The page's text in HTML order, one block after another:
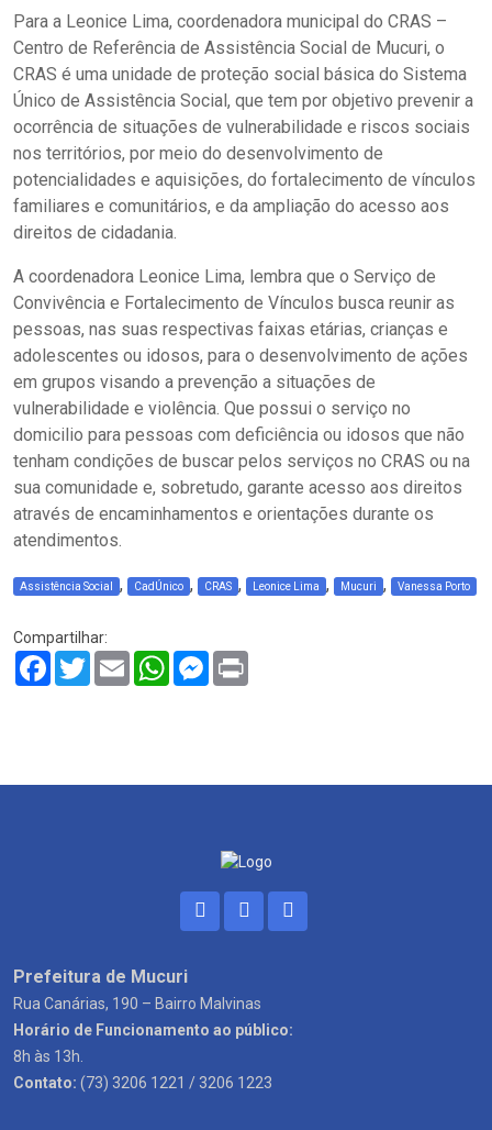
Para a Leonice Lima, coordenadora municipal do CRAS –
Centro de Referência de Assistência Social de Mucuri, o
CRAS é uma unidade de proteção social básica do Sistema
Único de Assistência Social, que tem por objetivo prevenir a
ocorrência de situações de vulnerabilidade e riscos sociais
nos territórios, por meio do desenvolvimento de
potencialidades e aquisições, do fortalecimento de vínculos
familiares e comunitários, e da ampliação do acesso aos
direitos de cidadania.
A coordenadora Leonice Lima, lembra que o Serviço de
Convivência e Fortalecimento de Vínculos busca reunir as
pessoas, nas suas respectivas faixas etárias, crianças e
adolescentes ou idosos, para o desenvolvimento de ações
em grupos visando a prevenção a situações de
vulnerabilidade e violência. Que possui o serviço no
domicilio para pessoas com deficiência ou idosos que não
tenham condições de buscar pelos serviços no CRAS ou na
sua comunidade e, sobretudo, garante acesso aos direitos
através de encaminhamentos e orientações durante os
atendimentos.
Assistência Social , CadÚnico , CRAS , Leonice Lima , Mucuri , Vanessa Porto
Compartilhar:
Facebook
TwitterEmail WhatsAppMessenger
Prefeitura de Mucuri
Rua Canárias, 190 – Bairro Malvinas
Horário de Funcionamento ao público:
8h às 13h.
Contato: (73) 3206 1221 / 3206 1223